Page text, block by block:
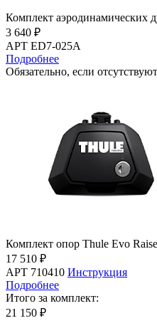
Комплект аэродинамических
3 640 ₽
АРТ ED7-025A
Подробнее
Обязательно, если
Комплект опор Thule Evo
17 510 ₽
АРТ 710410 Инструкция
Подробнее
Итого за комплект:
21 150 ₽